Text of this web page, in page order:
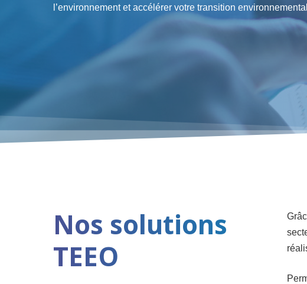
l’environnement et accélérer votre transition
Nos solutions
TEEO